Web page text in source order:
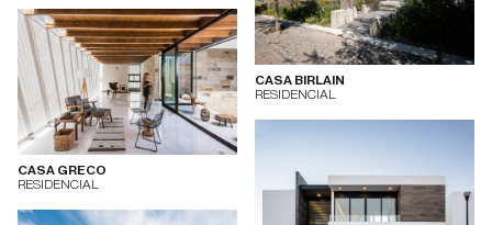
CASA BIRLAIN
RESIDENCIAL
CASA GRECO
RESIDENCIAL